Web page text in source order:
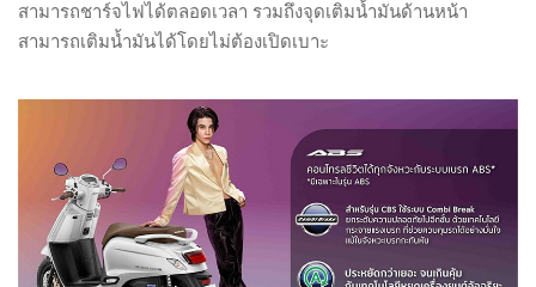
สามารถชาร์จไฟได้ตลอดเวลา รวมถึงจุดเติมน้ำมันด้านหน้า
สามารถเติมน้ำมันได้โดยไม่ต้องเปิดเบาะ